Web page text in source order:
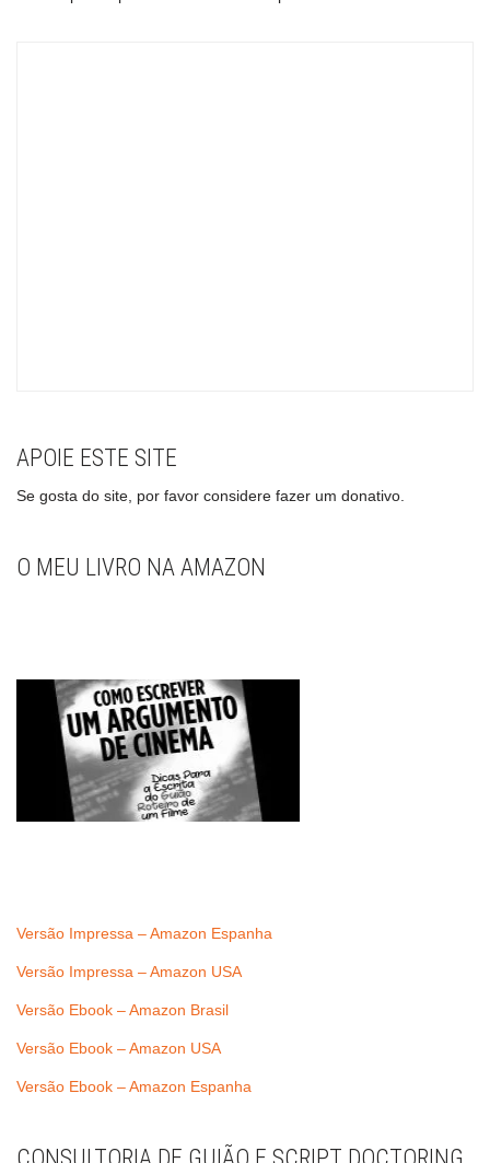
APOIE ESTE SITE
Se gosta do site, por favor considere fazer um donativo.
O MEU LIVRO NA AMAZON
Versão Impressa – Amazon Espanha
Versão Impressa – Amazon USA
Versão Ebook – Amazon Brasil
Versão Ebook – Amazon USA
Versão Ebook – Amazon Espanha